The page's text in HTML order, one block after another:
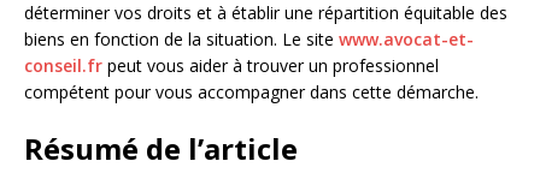
déterminer vos droits et à établir une répartition équitable des
biens en fonction de la situation. Le site www.avocat-et-
conseil.fr peut vous aider à trouver un professionnel
compétent pour vous accompagner dans cette démarche.
Résumé de l’article